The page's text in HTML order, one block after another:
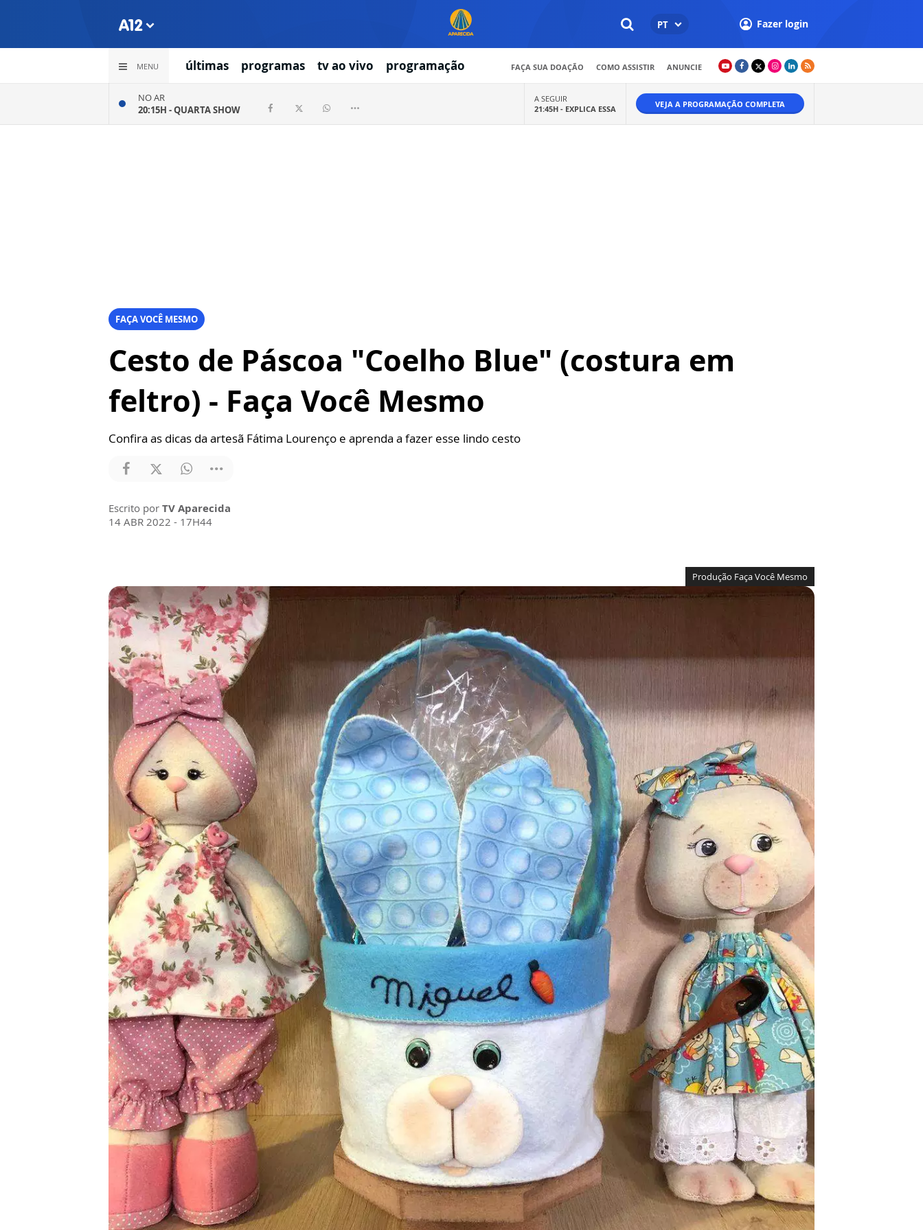
PT Fazer login
MENU últimas programas tv ao vivo programação FAÇA SUA DOAÇÃO COMO ASSISTIR ANUNCIE
NO AR
20:15H -QUARTA SHOW
A SEGUIR
21:45H - EXPLICA ESSA VEJA A PROGRAMAÇÃO COMPLETA
FAÇA VOCÊ MESMO
Cesto de Páscoa "Coelho Blue" (costura em
feltro) - Faça Você Mesmo
Confira as dicas da artesã Fátima Lourenço e aprenda a fazer esse lindo cesto
Escrito por TV Aparecida
14 ABR 2022 - 17H44
Produção Faça Você Mesmo